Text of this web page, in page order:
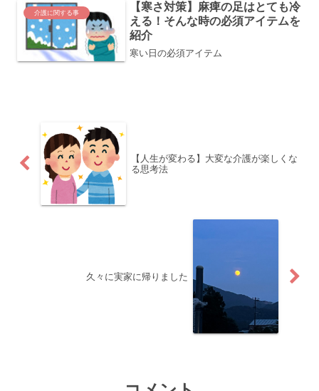
介護に関する事
【寒さ対策】麻痺の足はとても冷
える！そんな時の必須アイテムを
紹介
寒い日の必須アイテム
【人生が変わる】大変な介護が楽しくな
る思考法
久々に実家に帰りました